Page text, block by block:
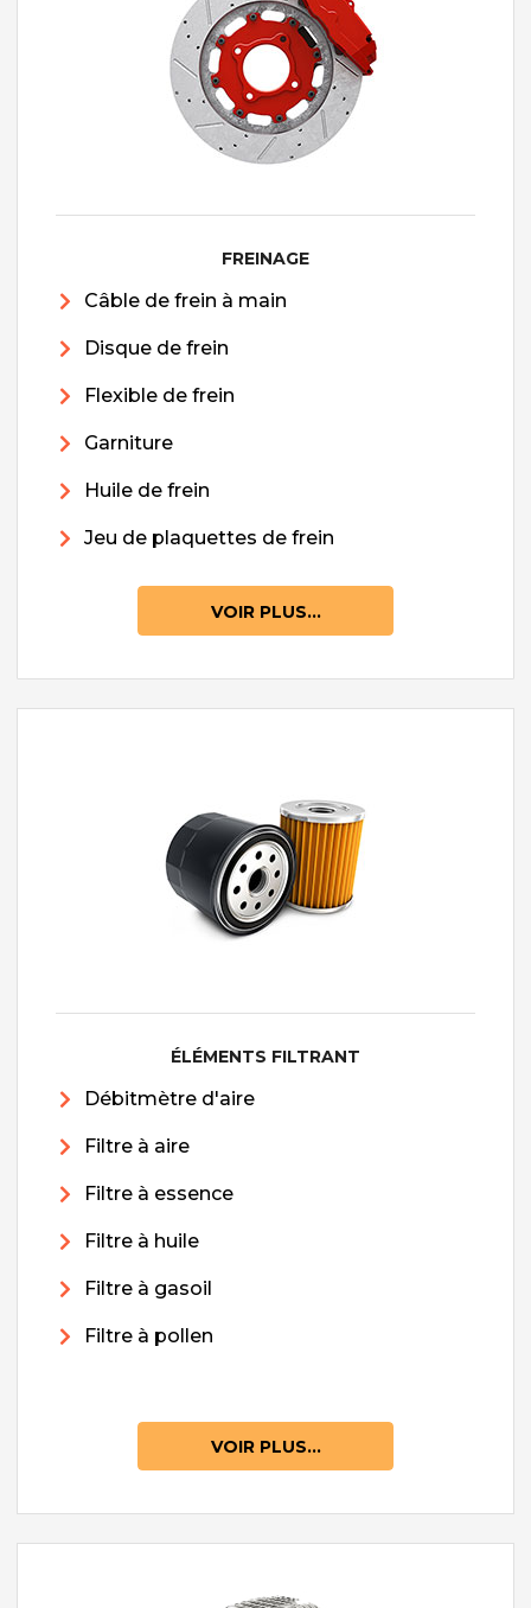
FREINAGE
Câble de frein à main
Disque de frein
Flexible de frein
Garniture
Huile de frein
Jeu de plaquettes de frein
VOIR PLUS...
ÉLÉMENTS FILTRANT
Débitmètre d'aire
Filtre à aire
Filtre à essence
Filtre à huile
Filtre à gasoil
Filtre à pollen
VOIR PLUS...